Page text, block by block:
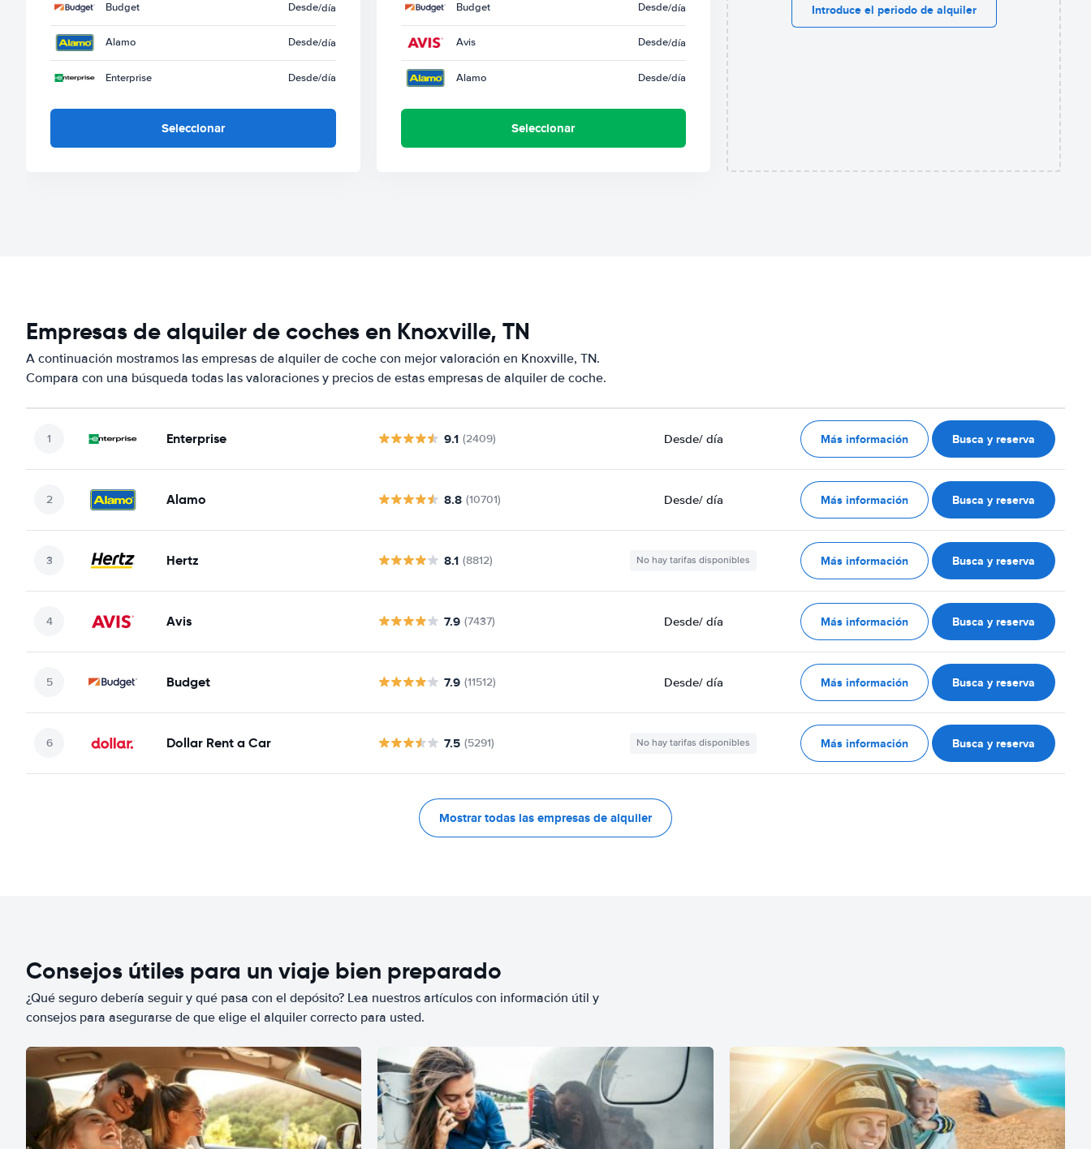
Budget Desde/día
Alamo Desde/día
Enterprise Desde/día
Seleccionar
Budget Desde/día
Avis Desde/día
Alamo Desde/día
Seleccionar
Introduce el periodo de alquiler
Empresas de alquiler de coches en Knoxville, TN
A continuación mostramos las empresas de alquiler de coche con mejor valoración en Knoxville, TN.
Compara con una búsqueda todas las valoraciones y precios de estas empresas de alquiler de coche.
Enterprise 9.1 (2409) Desde/ día Más información Busca y reserva
Alamo 8.8 (10701) Desde/ día Más información Busca y reserva
Hertz 8.1 (8812) No hay tarifas disponibles Más información Busca y reserva
Avis 7.9 (7437) Desde/ día Más información Busca y reserva
Budget 7.9 (11512) Desde/ día Más información Busca y reserva
Dollar Rent a Car 7.5 (5291) No hay tarifas disponibles Más información Busca y reserva
Mostrar todas las empresas de alquiler
Consejos útiles para un viaje bien preparado
¿Qué seguro debería seguir y qué pasa con el depósito? Lea nuestros artículos con información útil y
consejos para asegurarse de que elige el alquiler correcto para usted.